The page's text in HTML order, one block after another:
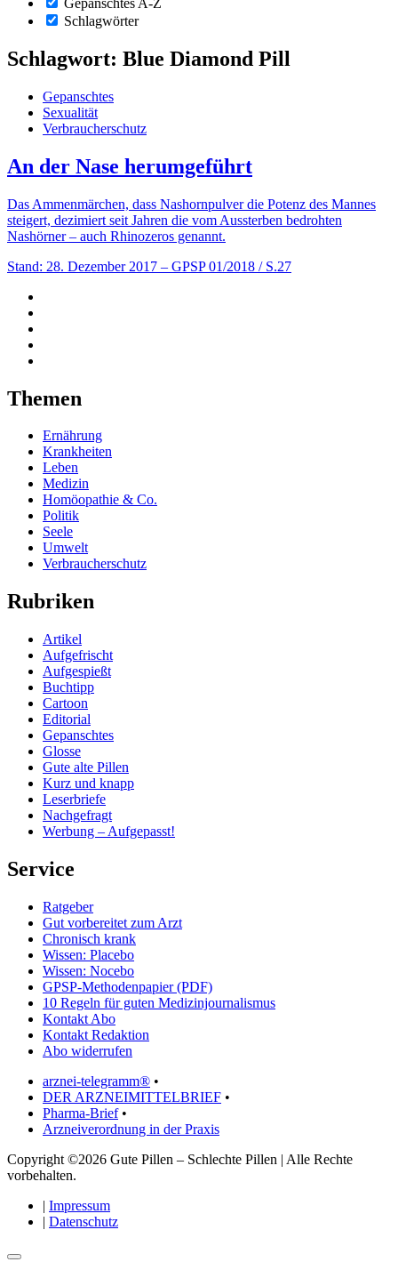
Gepanschtes A-Z
Schlagwörter
Schlagwort: Blue Diamond Pill
Gepanschtes
Sexualität
Verbraucherschutz
An der Nase herumgeführt
Das Ammenmärchen, dass Nashornpulver die Potenz des Mannes
steigert, dezimiert seit Jahren die vom Aussterben bedrohten
Nashörner – auch Rhinozeros genannt.
Stand: 28. Dezember 2017 – GPSP 01/2018 / S.27
Themen
Ernährung
Krankheiten
Leben
Medizin
Homöopathie & Co.
Politik
Seele
Umwelt
Verbraucherschutz
Rubriken
Artikel
Aufgefrischt
Aufgespießt
Buchtipp
Cartoon
Editorial
Gepanschtes
Glosse
Gute alte Pillen
Kurz und knapp
Leserbriefe
Nachgefragt
Werbung – Aufgepasst!
Service
Ratgeber
Gut vorbereitet zum Arzt
Chronisch krank
Wissen: Placebo
Wissen: Nocebo
GPSP-Methodenpapier (PDF)
10 Regeln für guten Medizinjournalismus
Kontakt Abo
Kontakt Redaktion
Abo widerrufen
arznei-telegramm® •
DER ARZNEIMITTELBRIEF •
Pharma-Brief•
Arzneiverordnung in der Praxis
Copyright ©2026 Gute Pillen – Schlechte Pillen | Alle Rechte
vorbehalten.
| Impressum
| Datenschutz